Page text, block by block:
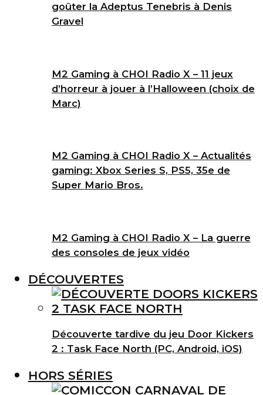
goûter la Adeptus Tenebris à Denis
Gravel
M2 Gaming à CHOI Radio X – 11 jeux
d’horreur à jouer à l’Halloween (choix de
Marc)
M2 Gaming à CHOI Radio X – Actualités
gaming: Xbox Series S, PS5, 35e de
Super Mario Bros.
M2 Gaming à CHOI Radio X – La guerre
des consoles de jeux vidéo
DÉCOUVERTES
Découverte tardive du jeu Door Kickers
2 : Task Face North (PC, Android, iOS)
HORS SÉRIES